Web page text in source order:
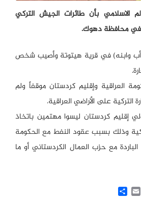
الاسلامي بأن طائرات الجيش التركي
محافظة دهوك.
وابنه) في قرية هيتوتة وأصيب شخص
العراقية وإقليم كردستان موقفاً ولم
التركية على الأراضي العراقية.
إقليم كردستان ليسوا مهتمين باتخاذ
وذلك بسبب عقود النفط مع الحكومة
مع حزب العمال الكردستاني أو ما
Email
Share